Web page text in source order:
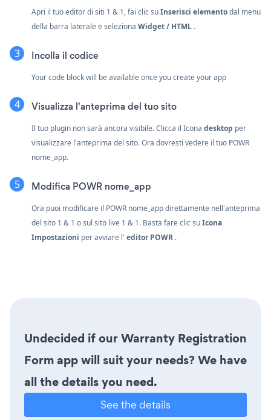
Apri il tuo editor di siti 1 & 1, fai clic suInserisci elementodal menu
della barra laterale e seleziona Widget / HTML .
Incolla il codice
Your code block will be available once you create your app
Visualizza l'anteprima del tuo sito
Il tuo plugin non sarà ancora visibile. Clicca il Icona desktop per
visualizzare l'anteprima del sito. Ora dovresti vedere il tuo POWR
nome_app.
Modifica POWR nome_app
Ora puoi modificare il POWR nome_app direttamente nell'anteprima
del sito 1 & 1 o sul sito live 1 & 1. Basta fare clic suIcona
Impostazioni per avviare l' editor POWR .
Undecided if our Warranty Registration
Form app will suit your needs? We have
all the details you need.
See the details